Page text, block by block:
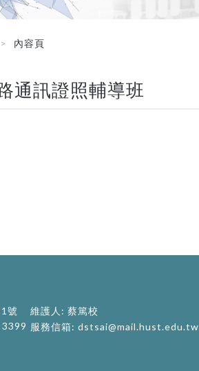
內容頁
通訊證照輔導班
號
維護人: 蔡篤校
服務信箱: dstsai@mail.hust.edu.tw